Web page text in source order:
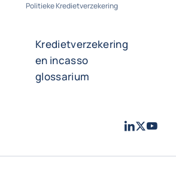
Politieke Kredietverzekering
Kredietverzekering
en incasso
glossarium
LinkedIn
TwitterYoutube